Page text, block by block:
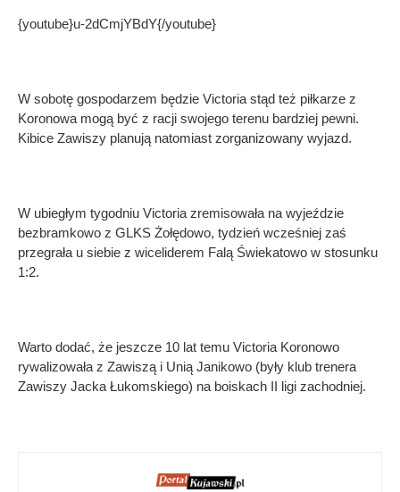
{youtube}u-2dCmjYBdY{/youtube}
W sobotę gospodarzem będzie Victoria stąd też piłkarze z
Koronowa mogą być z racji swojego terenu bardziej pewni.
Kibice Zawiszy planują natomiast zorganizowany wyjazd.
W ubiegłym tygodniu Victoria zremisowała na wyjeździe
bezbramkowo z GLKS Żołędowo, tydzień wcześniej zaś
przegrała u siebie z wiceliderem Falą Świekatowo w stosunku
1:2.
Warto dodać, że jeszcze 10 lat temu Victoria Koronowo
rywalizowała z Zawiszą i Unią Janikowo (były klub trenera
Zawiszy Jacka Łukomskiego) na boiskach II ligi zachodniej.